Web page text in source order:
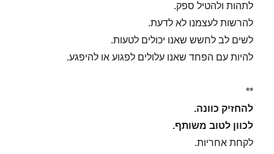
לתהות ולהטיל ספק.
להרשות לעצמנו לא לדעת.
לשים לב לחשש שאנו יכולים לטעות.
להיות עם הפחד שאנו עלולים לפגוע או להיפגע.
**
להחזיק כוונה.
לכוון לטוב משותף.
לקחת אחריות.